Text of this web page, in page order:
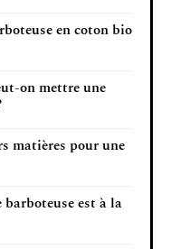
en coton bio
on mettre une
matières pour une
est à la